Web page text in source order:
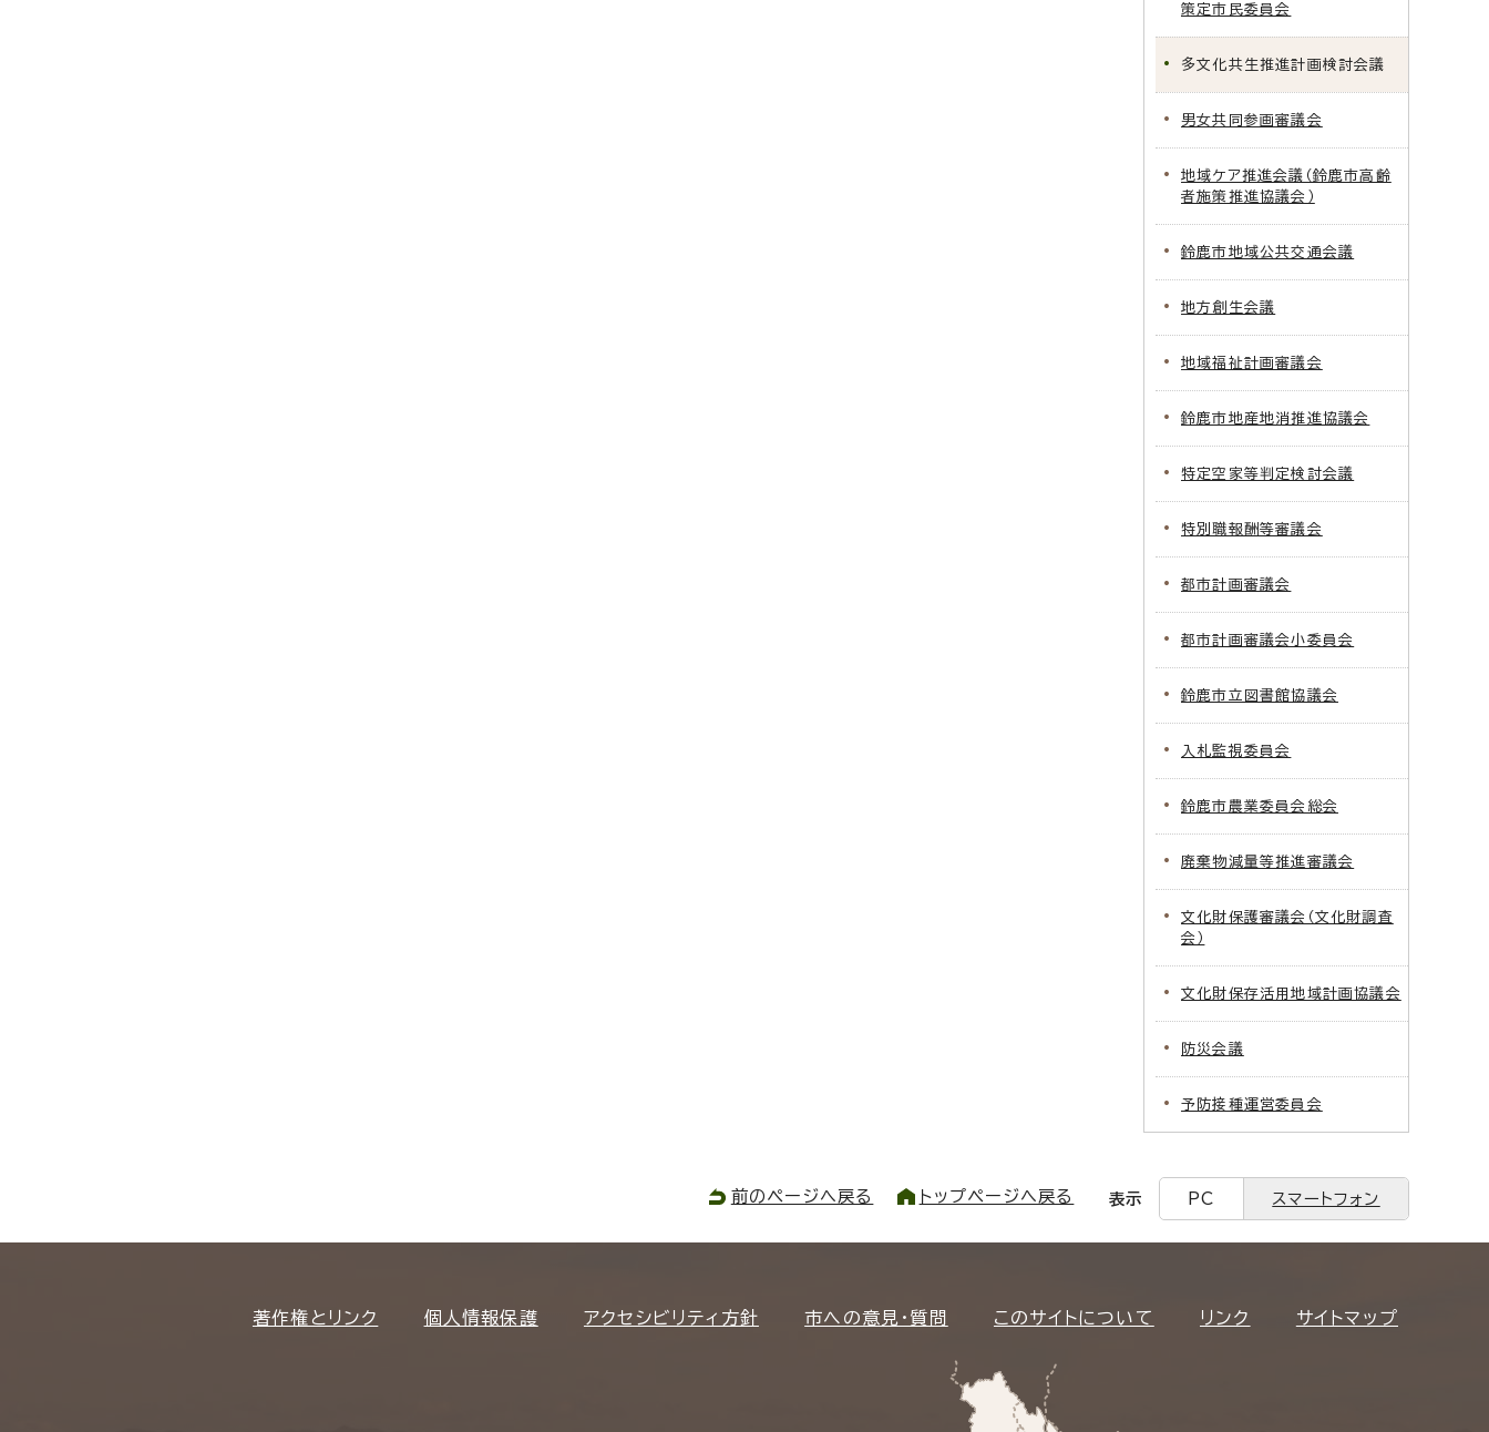
策定市民委員会
多文化共生推進計画検討会議
男女共同参画審議会
地域ケア推進会議（鈴鹿市高齢
者施策推進協議会）
鈴鹿市地域公共交通会議
地方創生会議
地域福祉計画審議会
鈴鹿市地産地消推進協議会
特定空家等判定検討会議
特別職報酬等審議会
都市計画審議会
都市計画審議会小委員会
鈴鹿市立図書館協議会
入札監視委員会
鈴鹿市農業委員会総会
廃棄物減量等推進審議会
文化財保護審議会（文化財調査
会）
文化財保存活用地域計画協議会
防災会議
予防接種運営委員会
前のページへ戻る トップページへ戻る 表示 PC スマートフォン
著作権とリンク 個人情報保護 アクセシビリティ方針 市への意見・質問 このサイトについて リンク サイトマップ